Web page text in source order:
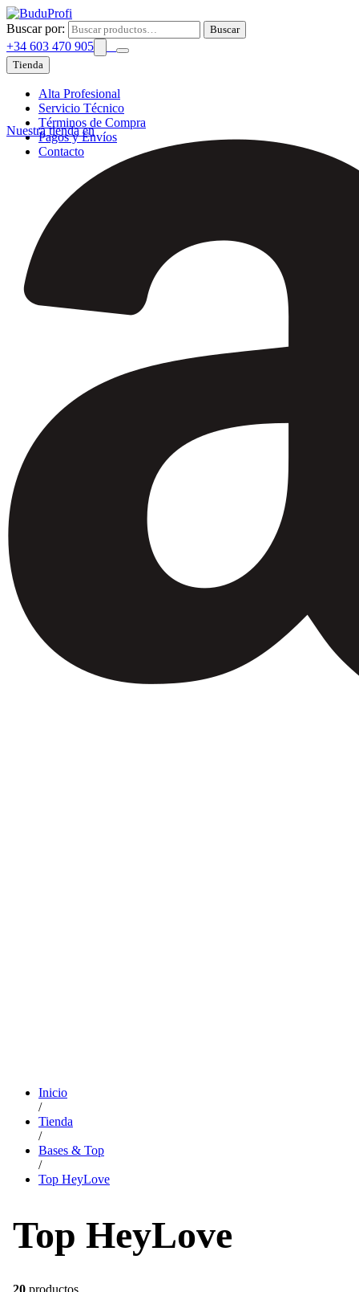
Buscar por: Buscar
+34 603 470 905
Tienda
Alta Profesional
Servicio Técnico
Términos de Compra
Pagos y Envíos
Contacto
Nuestra tienda en
Inicio
/
Tienda
/
Bases & Top
/
Top HeyLove
Top HeyLove